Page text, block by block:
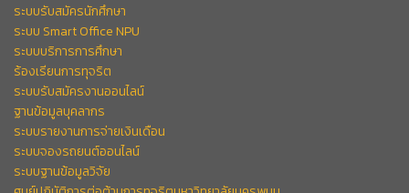
ระบบรับสมัครนักศึกษา
ระบบ Smart Office NPU
ระบบบริการการศึกษา
ร้องเรียนการทุจริต
ระบบรับสมัครงานออนไลน์
ฐานข้อมูลบุคลากร
ระบบรายงานการจ่ายเงินเดือน
ระบบจองรถยนต์ออนไลน์
ระบบฐานข้อมูลวิจัย